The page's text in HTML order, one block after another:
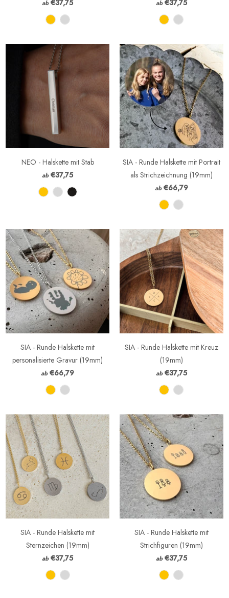
ab €37,75 ab €37,75
NEO - Halskette mit Stab
ab €37,75
SIA - Runde Halskette mit Portrait
als Strichzeichnung (19mm)
ab €66,79
SIA - Runde Halskette mit
personalisierte Gravur (19mm)
ab €66,79
SIA - Runde Halskette mit Kreuz
(19mm)
ab €37,75
SIA - Runde Halskette mit
Sternzeichen (19mm)
ab €37,75
SIA - Runde Halskette mit
Strichfiguren (19mm)
ab €37,75